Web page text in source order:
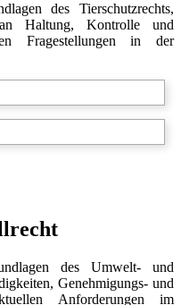
des Tierschutzrechts,
Haltung, Kontrolle und
Fragestellungen in der
des Umwelt- und
Genehmigungs- und
Anforderungen im